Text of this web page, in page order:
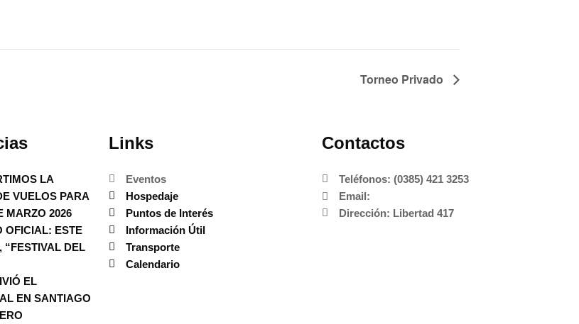
Torneo Privado
LA
VUELOS PARA
MARZO 2026
OFICIAL: ESTE
“FESTIVAL DEL
EL
EN SANTIAGO
Links
Eventos
Hospedaje
Puntos de Interés
Información Útil
Transporte
Calendario
Contactos
Teléfonos: (0385) 421 3253
Email:
Dirección: Libertad 417